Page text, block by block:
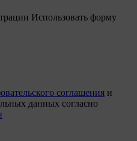
Использовать форму
соглашения и
данных согласно